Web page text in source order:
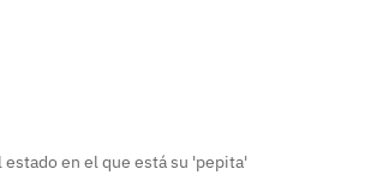
en el que está su 'pepita'